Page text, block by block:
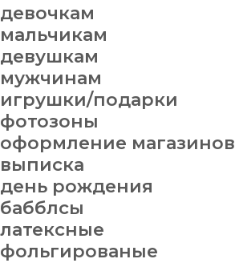
девочкам
мальчикам
девушкам
мужчинам
игрушки/подарки
фотозоны
оформление магазинов
выписка
день рождения
бабблсы
латексные
фольгированые